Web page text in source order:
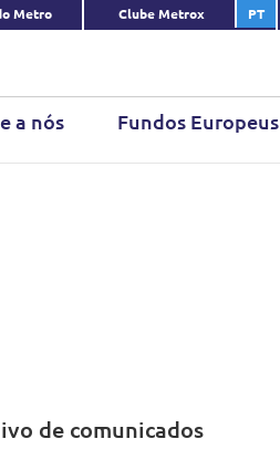
Metro Clube Metrox PT
a nós Fundos Europeus
de comunicados